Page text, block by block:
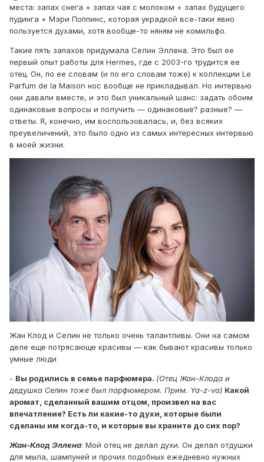
места: запах снега + запах чая с молоком + запах будущего
пудинга + Мэри Поппинс, которая украдкой все-таки явно
пользуется духами, хотя вообще-то няням не комильфо.
Такие пять запахов придумала Селин Эллена. Это был ее
первый опыт работы для Hermes, где c 2003-го трудится ее
отец. Он, по ее словам (и по его словам тоже) к коллекции Le
Parfum de la Maison нос вообще не прикладывал. Но интервью
они давали вместе, и это был уникальный шанс: задать обоим
одинаковые вопросы и получить — одинаковые? разные? —
ответы. Я, конечно, им воспользовалась, и, без всяких
преувеличений, это было одно из самых интересных интервью
в моей жизни.
Жан Клод и Селин не только очень талантливы. Они на самом
деле еще потрясающе красивы — как бывают красивы только
умные люди
- Вы родились в семье парфюмера. (Отец Жан-Клода и
дедушка Селин тоже был парфюмером. Прим. Ya-z-va) Какой
аромат, сделанный вашим отцом, произвел на вас
впечатление? Есть ли какие-то духи, которые были
сделаны им когда-то, и которые вы храните до сих пор?
Жан-Клод Эллена: Мой отец не делал духи. Он делал отдушки
для мыла, шампуней и прочих подобных ежедневно нужных